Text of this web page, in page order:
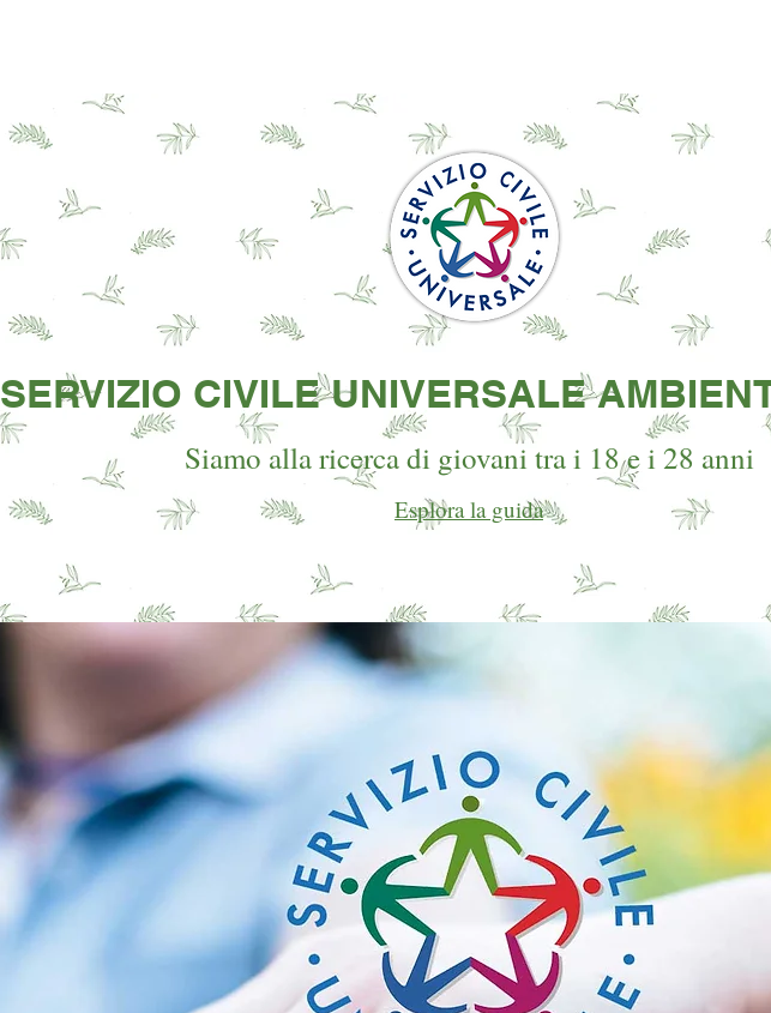
SERVIZIO CIVILE UNIVERSALE
Siamo alla ricerca di giovani tra i 18 e i 28 anni
Esplora la guida